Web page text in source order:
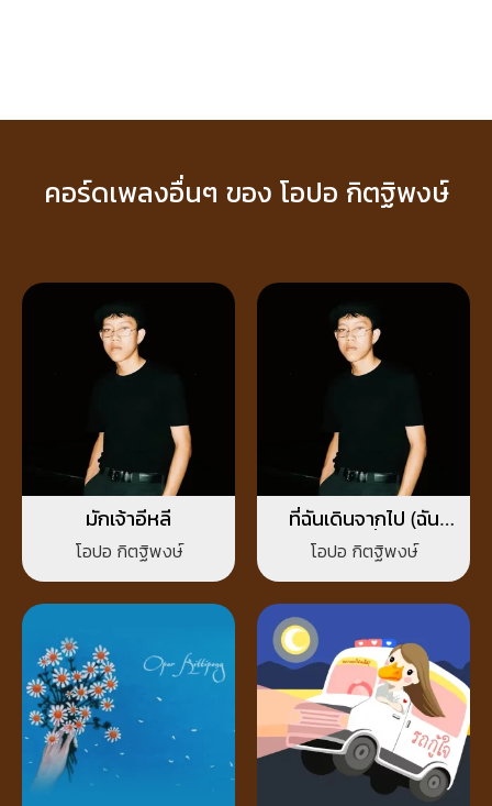
คอร์ดเพลงอื่นๆ ของ โอปอ กิตฐิพงษ์
มักเจ้าอีหลี
โอปอ กิตฐิพงษ์
ที่ฉันเดินจากไป (ฉัน
เสียใจที่สุด)
โอปอ กิตฐิพงษ์